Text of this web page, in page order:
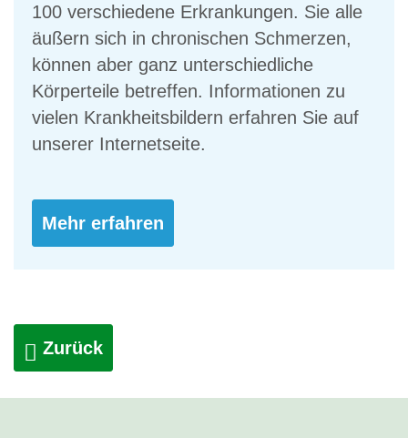
100 verschiedene Erkrankungen. Sie alle
äußern sich in chronischen Schmerzen,
können aber ganz unterschiedliche
Körperteile betreffen. Informationen zu
vielen Krankheitsbildern erfahren Sie auf
unserer Internetseite.
Mehr erfahren
Zurück